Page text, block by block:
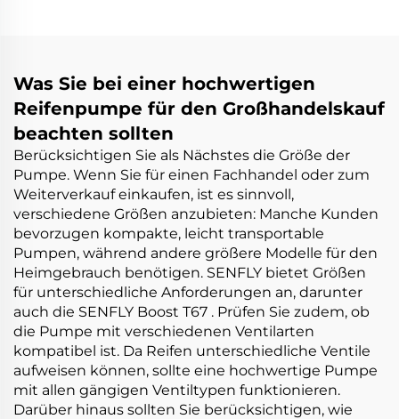
Was Sie bei einer hochwertigen
Reifenpumpe für den Großhandelskauf
beachten sollten
Berücksichtigen Sie als Nächstes die Größe der
Pumpe. Wenn Sie für einen Fachhandel oder zum
Weiterverkauf einkaufen, ist es sinnvoll,
verschiedene Größen anzubieten: Manche Kunden
bevorzugen kompakte, leicht transportable
Pumpen, während andere größere Modelle für den
Heimgebrauch benötigen. SENFLY bietet Größen
für unterschiedliche Anforderungen an, darunter
auch die SENFLY Boost T67 . Prüfen Sie zudem, ob
die Pumpe mit verschiedenen Ventilarten
kompatibel ist. Da Reifen unterschiedliche Ventile
aufweisen können, sollte eine hochwertige Pumpe
mit allen gängigen Ventiltypen funktionieren.
Darüber hinaus sollten Sie berücksichtigen, wie